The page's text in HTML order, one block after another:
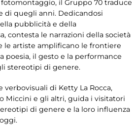
il Gruppo 70 traduce
di quegli anni. Dedicandosi
pubblicità e della
contesta le narrazioni della società
le artiste amplificano le frontiere
poesia, il gesto e la performance
stereotipi di genere.
verbovisuali di Ketty La Rocca,
Miccini e gli altri, guida i visitatori
di genere e la loro influenza